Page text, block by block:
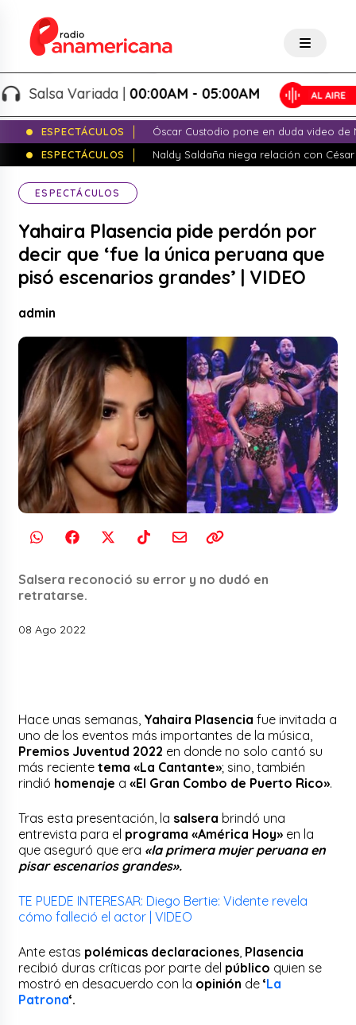
Salsa Variada |00:00AM - 05:00AM
ESPECTÁCULOS
Óscar Custodio pone en duda video de
ESPECTÁCULOS
Naldy Saldaña niega relación con
ESPECTÁCULOS
Yahaira Plasencia pide perdón por
decir que ‘fue la única peruana que
pisó escenarios grandes’ | VIDEO
admin
Salsera reconoció su error y no dudó en
retratarse.
08 Ago 2022
Hace unas semanas, Yahaira Plasencia fue invitada a
uno de los eventos más importantes de la música,
Premios Juventud 2022 en donde no solo cantó su
más recientetema «La Cantante»; sino, también
rindió homenaje a«El Gran Combo de Puerto Rico».
Tras esta presentación, la salsera brindó una
entrevista para el programa «América Hoy» en la
que aseguró que era «la primera mujer peruana en
pisar escenarios grandes».
TE PUEDE INTERESAR: Diego Bertie: Vidente revela
cómo falleció el actor | VIDEO
Ante estas polémicas declaraciones Plasencia
recibió duras críticas por parte del público quien se
mostró en desacuerdo con la opinión de‘La
Patrona‘.